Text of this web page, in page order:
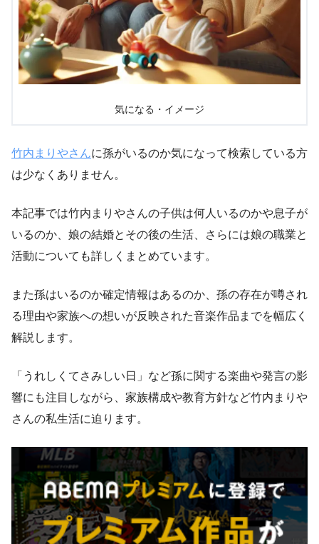
気になる・イメージ
竹内まりやさんに孫がいるのか気になって検索している方
は少なくありません。
本記事では竹内まりやさんの子供は何人いるのかや息子が
いるのか、娘の結婚とその後の生活、さらには娘の職業と
活動についても詳しくまとめています。
また孫はいるのか確定情報はあるのか、孫の存在が噂され
る理由や家族への想いが反映された音楽作品までを幅広く
解説します。
「うれしくてさみしい日」など孫に関する楽曲や発言の影
響にも注目しながら、家族構成や教育方針など竹内まりや
さんの私生活に迫ります。